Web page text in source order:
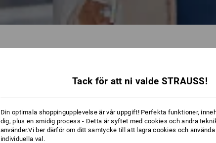
Tack för att ni valde STRAUSS!
Din optimala shoppingupplevelse är vår uppgift! Perfekta funktioner,
dig, plus en smidig process - Detta är syftet med cookies och andra
använder.Vi ber därför om ditt samtycke till att lagra cookies och
individuella val.